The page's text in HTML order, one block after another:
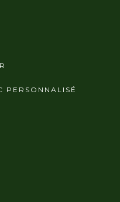
PERSONNALISÉ